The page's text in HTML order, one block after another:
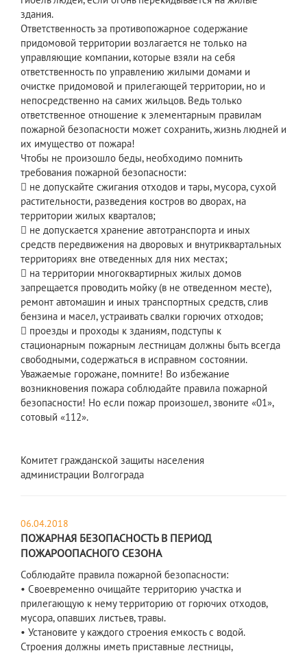
здания.
Ответственность за противопожарное содержание
придомовой территории возлагается не только на
управляющие компании, которые взяли на себя
ответственность по управлению жилыми домами и
очистке придомовой и прилегающей территории, но и
непосредственно на самих жильцов. Ведь только
ответственное отношение к элементарным правилам
пожарной безопасности может сохранить, жизнь людней и
их имущество от пожара!
Чтобы не произошло беды, необходимо помнить
требования пожарной безопасности:
 не допускайте сжигания отходов и тары, мусора, сухой
растительности, разведения костров во дворах, на
территории жилых кварталов;
 не допускается хранение автотранспорта и иных
средств передвижения на дворовых и внутриквартальных
территориях вне отведенных для них местах;
 на территории многоквартирных жилых домов
запрещается проводить мойку (в не отведенном месте),
ремонт автомашин и иных транспортных средств, слив
бензина и масел, устраивать свалки горючих отходов;
 проезды и проходы к зданиям, подступы к
стационарным пожарным лестницам должны быть всегда
свободными, содержаться в исправном состоянии.
Уважаемые горожане, помните! Во избежание
возникновения пожара соблюдайте правила пожарной
безопасности! Но если пожар произошел, звоните «01»,
сотовый «112».
Комитет гражданской защиты населения
администрации Волгограда
06.04.2018
ПОЖАРНАЯ БЕЗОПАСНОСТЬ В ПЕРИОД
ПОЖАРООПАСНОГО СЕЗОНА
Соблюдайте правила пожарной безопасности:
• Своевременно очищайте территорию участка и
прилегающую к нему территорию от горючих отходов,
мусора, опавших листьев, травы.
• Установите у каждого строения емкость с водой.
Строения должны иметь приставные лестницы,